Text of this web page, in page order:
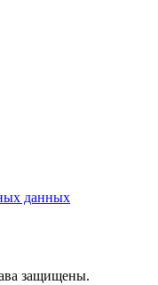
данных
защищены.